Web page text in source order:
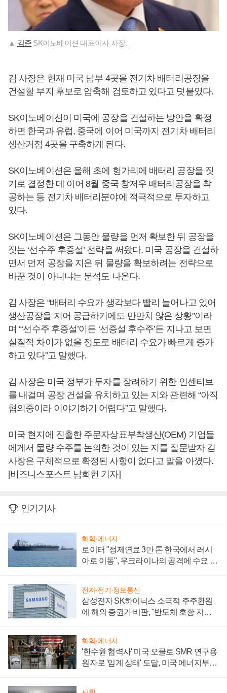
▲ 김준 SK이노베이션 대표이사 사장.
김 사장은 현재 미국 남부 4곳을 전기차 배터리공장을
건설할 부지 후보로 압축해 검토하고 있다고 덧붙였다.
SK이노베이션이 미국에 공장을 건설하는 방안을 확정
하면 한국과 유럽, 중국에 이어 미국까지 전기차 배터리
생산거점 4곳을 구축하게 된다.
SK이노베이션은 올해 초에 헝가리에 배터리 공장을 짓
기로 결정한 데 이어 8월 중국 창저우 배터리공장을 착
공하는 등 전기차 배터리분야에 적극적으로 투자하고
있다.
SK이노베이션은 그동안 물량을 먼저 확보한 뒤 공장을
짓는 ‘선수주 후증설’ 전략을 써왔다. 미국 공장을 건설하
면서 먼저 공장을 지은 뒤 물량을 확보하려는 전략으로
바꾼 것이 아니냐는 분석도 나온다.
김 사장은 “배터리 수요가 생각보다 빨리 늘어나고 있어
생산공장을 지어 공급하기에도 만만치 않은 상황”이라
며 “‘선수주 후증설’이든 ‘선증설 후수주’든 지나고 보면
실질적 차이가 없을 정도로 배터리 수요가 빠르게 증가
하고 있다”고 말했다.
김 사장은 미국 정부가 투자를 장려하기 위한 인센티브
를 내걸며 공장 건설을 유치하고 있는 지와 관련해 “아직
협의중이라 이야기하기 어렵다”고 말했다.
미국 현지에 진출한 주문자상표부착생산(OEM) 기업들
에게서 물량 수주를 논의한 것이 있는 지를 질문받자 김
사장은 구체적으로 확정된 사항이 없다고 말을 아꼈다.
[비즈니스포스트 남희헌 기자]
인기기사
화학·에너지
로이터 "정제연료 3만 톤 한국에서 러시
아로 이동", 우크라이나의 공격에 수요 늘
전자·전기·정보통신
삼성전자 SK하이닉스 소극적 주주환원
에 해외 증권가 비판, "반도체 호황 지속
화학·에너지
'한수원 협력사' 미국 오클로 SMR 연구용
원자로 '임계 상태' 도달, 미국 에너지부